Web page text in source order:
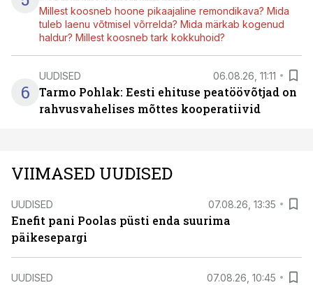
Millest koosneb hoone pikaajaline remondikava? Mida
tuleb laenu võtmisel võrrelda? Mida märkab kogenud
haldur? Millest koosneb tark kokkuhoid?
6
UUDISED 06.08.26, 11:11
Tarmo Pohlak: Eesti ehituse peatöövõtjad on
rahvusvahelises mõttes kooperatiivid
VIIMASED UUDISED
UUDISED 07.08.26, 13:35
Enefit pani Poolas püsti enda suurima
päikesepargi
UUDISED 07.08.26, 10:45